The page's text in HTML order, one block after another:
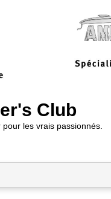
Club
les vrais passionnés.